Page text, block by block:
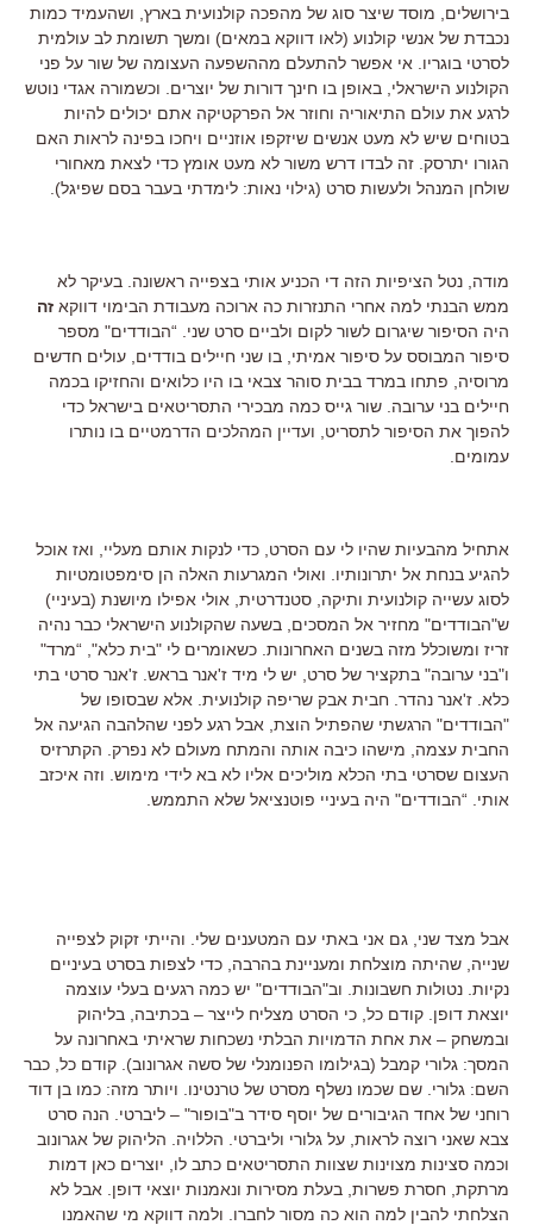
בירושלים, מוסד שיצר סוג של מהפכה קולנועית בארץ, ושהעמיד כמות
נכבדת של אנשי קולנוע (לאו דווקא במאים) ומשך תשומת לב עולמית
לסרטי בוגריו. אי אפשר להתעלם מההשפעה העצומה של שור על פני
הקולנוע הישראלי, באופן בו חינך דורות של יוצרים. וכשמורה אגדי נוטש
לרגע את עולם התיאוריה וחוזר אל הפרקטיקה אתם יכולים להיות
בטוחים שיש לא מעט אנשים שיזקפו אוזניים ויחכו בפינה לראות האם
הגורו יתרסק. זה לבדו דרש משור לא מעט אומץ כדי לצאת מאחורי
שולחן המנהל ולעשות סרט (גילוי נאות: לימדתי בעבר בסם שפיגל).
מודה, נטל הציפיות הזה די הכניע אותי בצפייה ראשונה. בעיקר לא
ממש הבנתי למה אחרי התנזרות כה ארוכה מעבודת הבימוי דווקא זה
היה הסיפור שיגרום לשור לקום ולביים סרט שני. “הבודדים" מספר
סיפור המבוסס על סיפור אמיתי, בו שני חיילים בודדים, עולים חדשים
מרוסיה, פתחו במרד בבית סוהר צבאי בו היו כלואים והחזיקו בכמה
חיילים בני ערובה. שור גייס כמה מבכירי התסריטאים בישראל כדי
להפוך את הסיפור לתסריט, ועדיין המהלכים הדרמטיים בו נותרו
עמומים.
אתחיל מהבעיות שהיו לי עם הסרט, כדי לנקות אותם מעליי, ואז אוכל
להגיע בנחת אל יתרונותיו. ואולי המגרעות האלה הן סימפטומטיות
לסוג עשייה קולנועית ותיקה, סטנדרטית, אולי אפילו מיושנת (בעיניי)
ש"הבודדים" מחזיר אל המסכים, בשעה שהקולנוע הישראלי כבר נהיה
זריז ומשוכלל מזה בשנים האחרונות. כשאומרים לי "בית כלא", “מרד"
ו"בני ערובה" בתקציר של סרט, יש לי מיד ז'אנר בראש. ז'אנר סרטי בתי
כלא. ז'אנר נהדר. חבית אבק שריפה קולנועית. אלא שבסופו של
"הבודדים" הרגשתי שהפתיל הוצת, אבל רגע לפני שהלהבה הגיעה אל
החבית עצמה, מישהו כיבה אותה והמתח מעולם לא נפרק. הקתרזיס
העצום שסרטי בתי הכלא מוליכים אליו לא בא לידי מימוש. וזה איכזב
אותי. “הבודדים" היה בעיניי פוטנציאל שלא התממש.
אבל מצד שני, גם אני באתי עם המטענים שלי. והייתי זקוק לצפייה
שנייה, שהיתה מוצלחת ומעניינת בהרבה, כדי לצפות בסרט בעיניים
נקיות. נטולות חשבונות. וב"הבודדים" יש כמה רגעים בעלי עוצמה
יוצאת דופן. קודם כל, כי הסרט מצליח לייצר – בכתיבה, בליהוק
ובמשחק – את אחת הדמויות הבלתי נשכחות שראיתי באחרונה על
המסך: גלורי קמבל (בגילומו הפנומנלי של סשה אגרונוב). קודם כל, כבר
השם: גלורי. שם שכמו נשלף מסרט של טרנטינו. ויותר מזה: כמו בן דוד
רוחני של אחד הגיבורים של יוסף סידר ב"בופור" – ליברטי. הנה סרט
צבא שאני רוצה לראות, על גלורי וליברטי. הללויה. הליהוק של אגרונוב
וכמה סצינות מצוינות שצוות התסריטאים כתב לו, יוצרים כאן דמות
מרתקת, חסרת פשרות, בעלת מסירות ונאמנות יוצאי דופן. אבל לא
הצלחתי להבין למה הוא כה מסור לחברו. ולמה דווקא מי שהאמנו